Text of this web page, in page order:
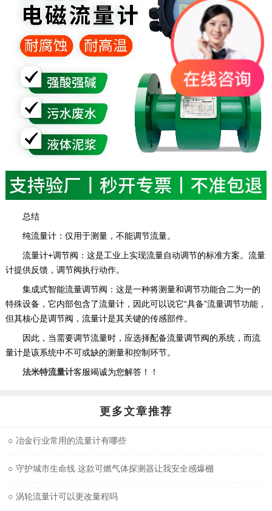
总结
‌纯流量计‌：仅用于测量，‌不能‌调节流量。
‌流量计+调节阀‌：这是工业上实现流量自动调节的‌标准方案‌。流量
计提供反馈，调节阀执行动作。
‌集成式智能流量调节阀‌：这是一种将测量和调节功能合二为一的
特殊设备，它内部包含了流量计，因此可以说它“具备”流量调节功能，
但其核心是调节阀，流量计是其关键的传感部件。‌
因此，当需要调节流量时，应选择配备流量调节阀的系统，而流
量计是该系统中不可或缺的测量和控制环节。
法米特流量计客服竭诚为您解答！！
更多文章推荐
○ 冶金行业常用的流量计有哪些
○ 守护城市生命线 这款可燃气体探测器让我安全感爆棚
○ 涡轮流量计可以更改量程吗